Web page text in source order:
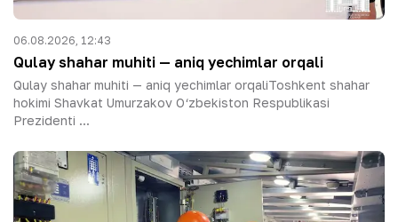
06.08.2026, 12:43
Qulay shahar muhiti — aniq yechimlar orqali
Qulay shahar muhiti — aniq yechimlar orqaliToshkent shahar
hokimi Shavkat Umurzakov O‘zbekiston Respublikasi
Prezidenti ...